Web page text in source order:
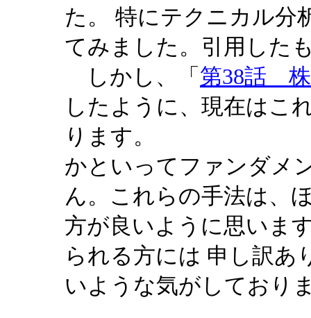
た。 特にテクニカル分
てみました。引用した
しかし、「 第38話 株
したように、現在はこ
ります。
かといってファンダメ
ん。これらの手法は、
方が良いように思いま
られる方には 申し訳あ
いような気がしており